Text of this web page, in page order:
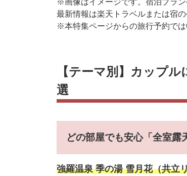
最新情報は楽天トラベルまたは宿
※本特集ページからの旅行予約では
【テーマ別】カップ
選
どの部屋でも安心「全室露
強羅温泉 季の湯 雪月花（共立